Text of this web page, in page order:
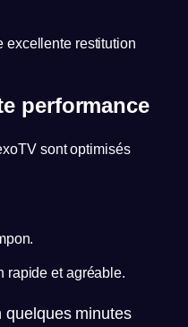
excellente restitution
performance
sont optimisés
rapide et agréable.
quelques minutes